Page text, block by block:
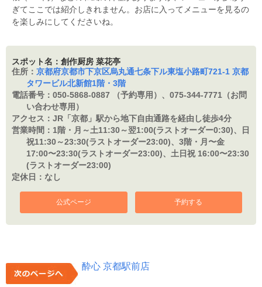
ぎてここでは紹介しきれません。お店に入ってメニューを見るの
を楽しみにしてくださいね。
スポット名：創作厨房 菜花亭
住所： 京都府京都市下京区烏丸通七条下ル東塩小路町721-1 京都
タワービル北新館1階・3階
電話番号： 050-5868-0887 （予約専用）、075-344-7771（お問
い合わせ専用）
アクセス： JR「京都」駅から地下自由通路を経由し徒歩4分
営業時間： 1階・月～土11:30～翌1:00(ラストオーダー0:30)、日
祝11:30～23:30(ラストオーダー23:00)、3階・月〜金
17:00〜23:30(ラストオーダー23:00)、土日祝 16:00〜23:30
(ラストオーダー23:00)
定休日： なし
公式ページ 予約する
酔心 京都駅前店